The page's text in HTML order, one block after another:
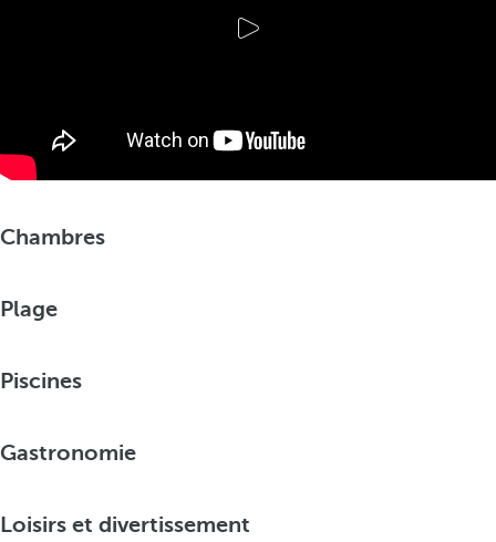
Chambres
Plage
Piscines
Gastronomie
Loisirs et divertissement